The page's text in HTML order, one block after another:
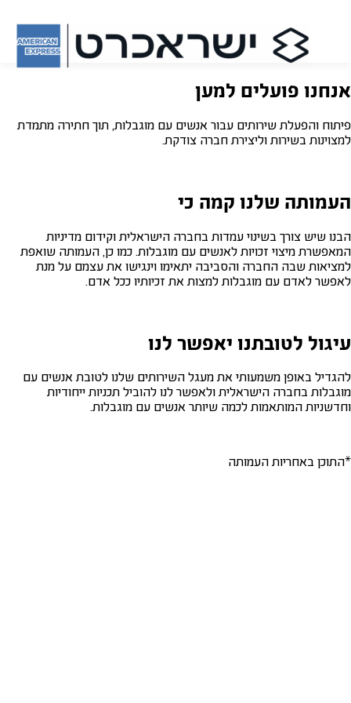
אנחנו פועלים למען
פיתוח והפעלת שירותים עבור אנשים עם מוגבלות, תוך חתירה מתמדת
למצוינות בשירות וליצירת חברה צודקת.
העמותה שלנו קמה כי
הבנו שיש צורך בשינוי עמדות בחברה הישראלית וקידום מדיניות
המאפשרת מיצוי זכויות לאנשים עם מוגבלות. כמו כן, העמותה שואפת
למציאות שבה החברה והסביבה יתאימו וינגישו את עצמם על מנת
לאפשר לאדם עם מוגבלות למצות את זכיותיו ככל אדם.
עיגול לטובתנו יאפשר לנו
להגדיל באופן משמעותי את מעגל השירותים שלנו לטובת אנשים עם
מוגבלות בחברה הישראלית ולאפשר לנו להוביל תכניות ייחודיות
וחדשניות המותאמות לכמה שיותר אנשים עם מוגבלות.
*התוכן באחריות העמותה